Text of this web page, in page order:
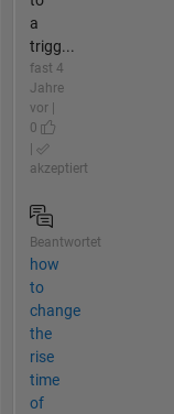
a
trigg...
fast 4
Jahre
vor |
0
akzeptiert
Beantwortet
how
to
change
the
rise
time
of